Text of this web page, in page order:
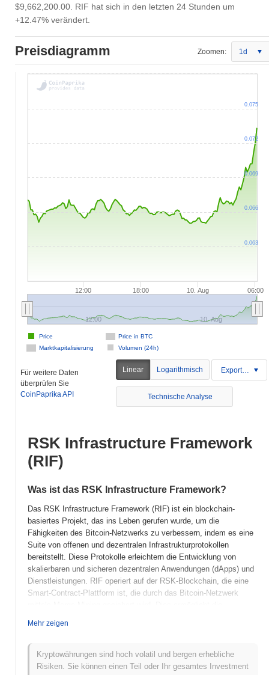
$9,662,200.00 . RIF hat sich in den letzten 24 Stunden um
+12.47% verändert.
Preisdiagramm Zoomen: 1d
12:00 18:00 10. Aug 06:00
Price in BTC
Marktkapitalisierung
Volumen (24h)
Price
12:00 10. Aug
0.063
0.066
0.069
0.072
0.075
Für weitere Daten
überprüfen Sie
CoinPaprika API
Linear Logarithmisch Exportieren
Technische Analyse
RSK Infrastructure Framework
(RIF)
Was ist das RSK Infrastructure Framework?
Das RSK Infrastructure Framework (RIF) ist ein blockchain-
basiertes Projekt, das ins Leben gerufen wurde, um die
Fähigkeiten des Bitcoin-Netzwerks zu verbessern, indem es eine
Suite von offenen und dezentralen Infrastrukturprotokollen
bereitstellt. Diese Protokolle erleichtern die Entwicklung von
skalierbaren und sicheren dezentralen Anwendungen (dApps) und
Dienstleistungen. RIF operiert auf der RSK-Blockchain, die eine
Smart-Contract-Plattform ist, die durch das Bitcoin-Netzwerk
die Sicherheit von Bitcoin genutzt wird. Der native Token, RIF,
erfüllt mehrere Rollen innerhalb des Ökosystems, einschließlich
der Zahlung für Dienstleistungen, Governance und Zugang zu
verschiedenen Netzwerkfunktionen. Der Nutzen von RIF ist
Mehr zeigen
Kryptowährungen sind hoch volatil und bergen erhebliche
Risiken. Sie können einen Teil oder Ihr gesamtes Investment